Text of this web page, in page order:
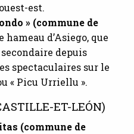
est.
» (commune de
hameau d’Asiego, que
depuis
spectaculaires sur le
« Picu Urriellu ».
ET-LEÓN)
(commune de